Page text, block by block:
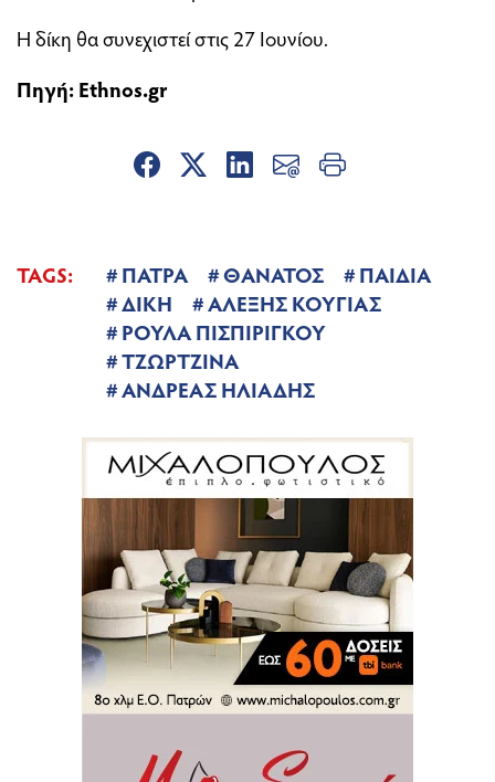
Η δίκη θα συνεχιστεί στις 27 Ιουνίου.
Πηγή:Εthnos.gr
TAGS: ΠΑΤΡΑ ΘΑΝΑΤΟΣ
ΠΑΙΔΙΑ
ΔΙΚΗ
ΑΛΕΞΗΣ ΚΟΥΓΙΑΣ
ΡΟΥΛΑ ΠΙΣΠΙΡΙΓΚΟΥ
ΤΖΩΡΤΖΙΝΑ
ΑΝΔΡΕΑΣ ΗΛΙΑΔΗΣ